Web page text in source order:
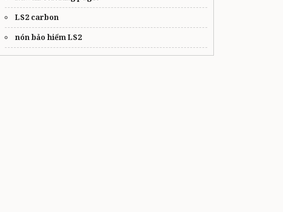
MULTIMEDIA
LS2 carbon
nón bảo hiểm LS2